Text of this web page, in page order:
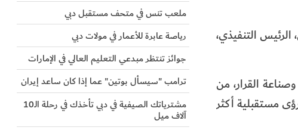
التنفيذي،
القرار، من
مستقبلية أكثر
ملعب تنس في متحف مستقبل دبي
رياصة عابرة للأعمار في مولات دبي
جوائز تنتظر مبدعي التعليم العالي في الإمارات
ترامب "سيسأل بوتين" عما إذا كان ساعد إيران
مشترياتك الصيفية في دبي تأخذك في رحلة الـ10
آلاف ميل